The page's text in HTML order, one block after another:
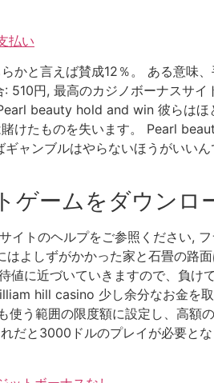
払い
かと言えば賛成12％。 ある意味
円, 最高のカジノボーナスサ
beauty hold and win 彼らは
けたものを失います。 Pearl
ャンブルはやらないほうがいい
ームをダウンロ
トのヘルプをご参照ください,
よしずがかかった家と石畳の路
に近づいていきますので、負
hill casino 少し余分なお金を
う範囲の限度額に設定し、高額
と3000ドルのプレイが必要と